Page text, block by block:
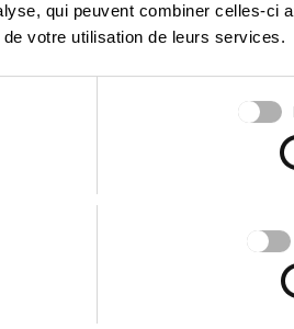
qui peuvent combiner celles-ci
votre utilisation de leurs services.